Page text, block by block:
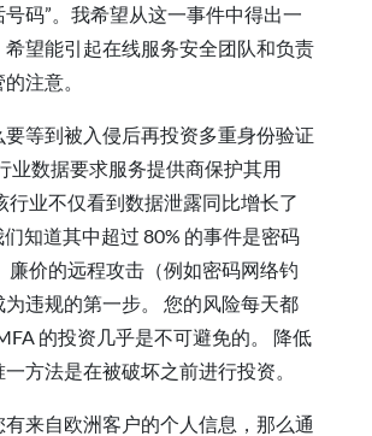
码”。我希望从这一事件中得出一
望能引起在线服务安全团队和负责
注意。
等到被入侵后再投资多重身份验证
业数据要求服务提供商保护其用
行业不仅看到数据泄露同比增长了
知道其中超过 80% 的事件是密码
廉价的远程攻击（例如密码网络钓
违规的第一步。 您的风险每天都
的投资几乎是不可避免的。 降低
方法是在被破坏之前进行投资。
来自欧洲客户的个人信息，那么通